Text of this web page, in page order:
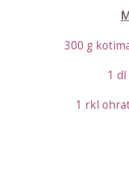
300 g
1
1 rkl